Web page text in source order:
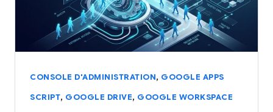
CONSOLE D'ADMINISTRATION, GOOGLE APPS
SCRIPT, GOOGLE DRIVE, GOOGLE WORKSPACE